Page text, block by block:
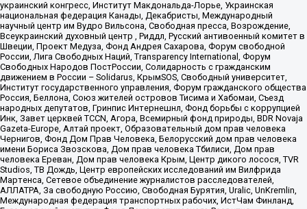
украинский конгресс, Институт Макдональда-Лорье, Украинская
национальная федерация Канады, Декабристы, Международный
научный центр им Вудро Вильсона, Свободная пресса, Возрождение,
Всеукраинский духовный центр , Риддл, Русский антивоенный комитет в
Швеции, Проект Медуза, Фонд Андрея Сахарова, Форум свободной
России, Лига Свободных Наций, Transparеncy International, Форум
Свободных Народов ПостРоссии, Солидарность с гражданским
движением в России – Solidarus, КрымSOS, Свободный университет,
Институт государственного управления, Форум гражданского общества
Россия, Беллона, Союз жителей островов Тисима и Хабомаи, Съезд
народных депутатов, Гринпис Интернешнл, Фонд борьбы с коррупцией
Инк, Завет церквей TCCN, Агора, Всемирный фонд природы, BDR Novaja
Gazeta-Europe, Алтай проект, Образовательный дом прав человека
Чернигов, Фонд Дом Прав Человека, Белорусский дом прав человека
имени Бориса Звозскова, Дом прав человека Тбилиси, Дом прав
человека Ереван, Дом прав человека Крым, Центр дикого лосося, TVR
Studios, ТВ Дождь, Центр европейских исследований им Вилфрида
Мартенса, Сетевое объединение журналистов расследователей,
АЛЛАТРА, За свободную Россию, Свободная Бурятия, Uralic, UnKremlin,
Международная федерация транспортных рабочих, ИстЧам Финланд,